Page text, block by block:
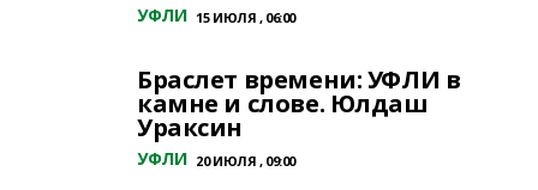
УФЛИ 15 ИЮЛЯ , 06:00
Браслет времени: УФЛИ в
камне и слове. Юлдаш
Ураксин
УФЛИ 20 ИЮЛЯ , 09:00